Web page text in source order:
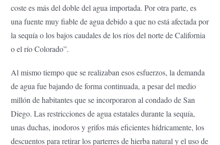
coste es más del doble del agua importada. Por otra parte, es
una fuente muy fiable de agua debido a que no está afectada por
la sequía o los bajos caudales de los ríos del norte de California
o el río Colorado”.
Al mismo tiempo que se realizaban esos esfuerzos, la demanda
de agua fue bajando de forma continuada, a pesar del medio
millón de habitantes que se incorporaron al condado de San
Diego. Las restricciones de agua estatales durante la sequía,
unas duchas, inodoros y grifos más eficientes hídricamente, los
descuentos para retirar los parterres de hierba natural y el uso de